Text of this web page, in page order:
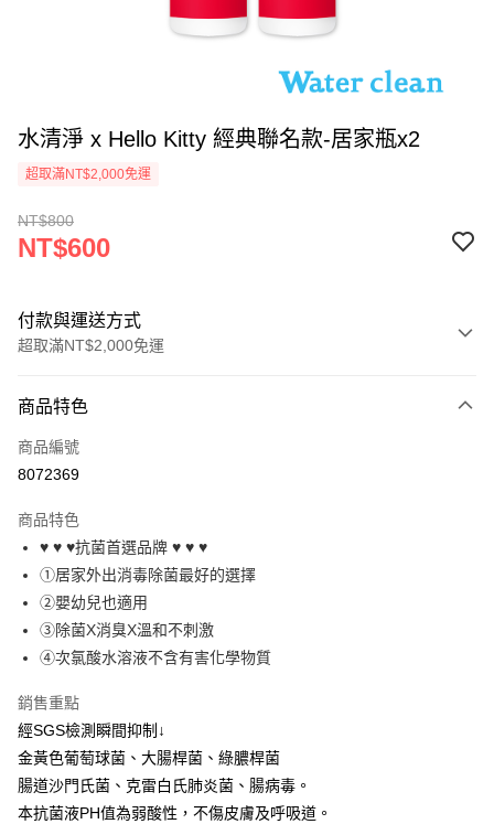
水清淨 x Hello Kitty 經典聯名款-居家瓶x2
超取滿NT$2,000免運
NT$800
NT$600
付款與運送方式
超取滿NT$2,000免運
信用卡一次付款
超商取貨付款
Apple Pay
AFTEE先享後付
相關說明
【關於「AFTEE先享後付」】
AFTEE先享後付是「在收到商品之後才付款」的支付方式。 讓您購物簡單
１．簡單：不需註冊會員、不需綁卡、不需儲值。
２．便利：只要手機號碼，簡訊認證，即可結帳。
３．安心：先確認商品／服務後，再付款。
１．於結帳方式選擇「AFTEE先享後付」後，將跳轉至「AFTEE先享後付」
結帳頁面，進行簡訊認證並確認金額後，即可完成結帳。
ATM付款
運送方式
全家-貨到付款
每筆NT$100，滿NT$2,000(含以上)免運費
全家-純取貨
商品特色
商品編號
8072369
商品特色
♥ ♥ ♥抗菌首選品牌 ♥ ♥ ♥
①居家外出消毒除菌最好的選擇
②嬰幼兒也適用
③除菌X消臭X溫和不刺激
④次氯酸水溶液不含有害化學物質
銷售重點
經SGS檢測瞬間抑制↓
金黃色葡萄球菌、大腸桿菌、綠膿桿菌
腸道沙門氏菌、克雷白氏肺炎菌、腸病毒。
本抗菌液PH值為弱酸性，不傷皮膚及呼吸道。